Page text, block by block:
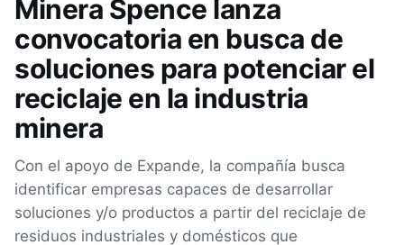
Minera Spence lanza
convocatoria en busca de
soluciones para potenciar el
reciclaje en la industria
minera
Con el apoyo de Expande, la compañía busca
identificar empresas capaces de desarrollar
soluciones y/o productos a partir del reciclaje de
residuos industriales y domésticos que